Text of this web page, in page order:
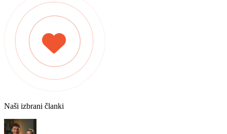
Naši izbrani članki